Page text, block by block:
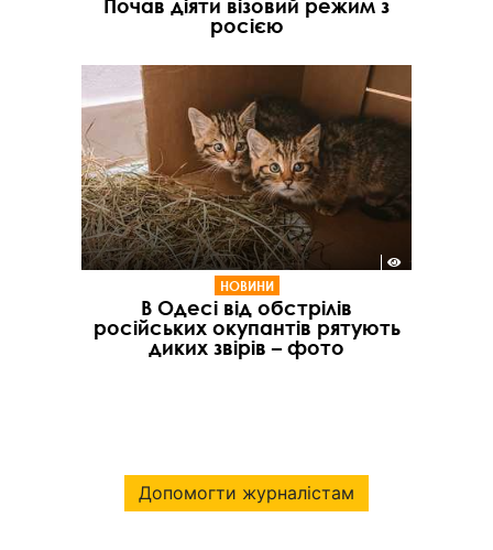
Почав діяти візовий режим з
росією
НОВИНИ
В Одесі від обстрілів
російських окупантів рятують
диких звірів – фото
Допомогти журналістам